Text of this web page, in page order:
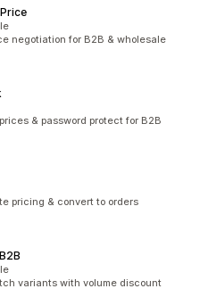
negotiation for B2B & wholesale
& password protect for B2B
pricing & convert to orders
variants with volume discount